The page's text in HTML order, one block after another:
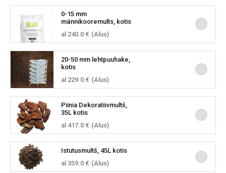
0-15 mm
männikooremults, kotis
al 240.0 € (Alus)
20-50 mm lehtpuuhake,
kotis
al 229.0 € (Alus)
Piinia Dekoratiivmultš,
35L kotis
al 417.0 € (Alus)
Istutusmultš, 45L kotis
al 359.0 € (Alus)